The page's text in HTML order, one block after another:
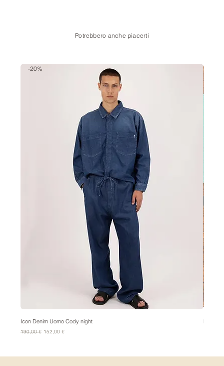
Potrebbero anche piacerti
-20%
Icon Denim Uomo Cody night
Prezzo regolare
190,00 € Prezzo scontato
152,00 €